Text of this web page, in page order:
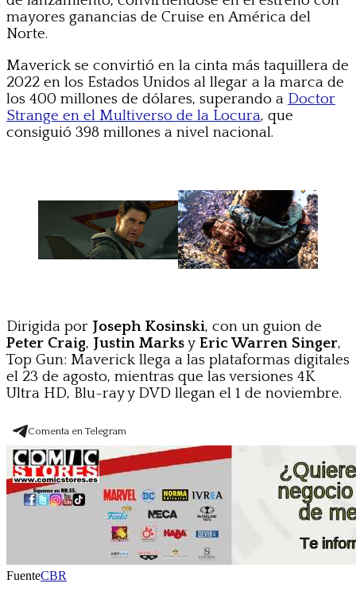
mayores ganancias de Cruise en América del
Norte.
Maverick se convirtió en la cinta más taquillera de
2022 en los Estados Unidos al llegar a la marca de
los 400 millones de dólares, superando a Doctor
Strange en el Multiverso de la Locura, que
consiguió 398 millones a nivel nacional.
Dirigida por Joseph Kosinski, con un guion de
Peter Craig, Justin Marksy Eric Warren Singer,
Top Gun: Maverick llega a las plataformas digitales
el 23 de agosto, mientras que las versiones 4K
Ultra HD, Blu-ray y DVD llegan el 1 de noviembre.
Comenta en Telegram
FuenteCBR